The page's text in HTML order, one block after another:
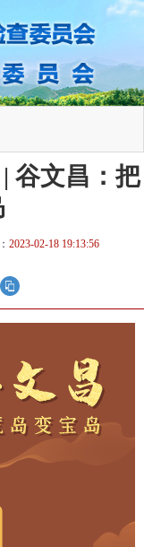
谷文昌：把
2023-02-18 19:13:56